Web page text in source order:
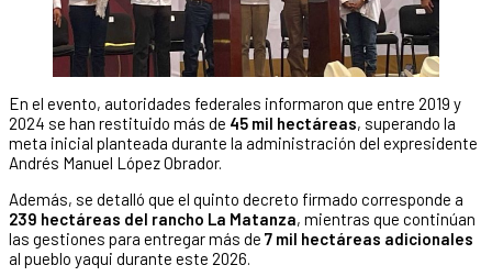
En el evento, autoridades federales informaron que entre 2019 y
2024 se han restituido más de 45 mil hectáreas, superando la
meta inicial planteada durante la administración del expresidente
Andrés Manuel López Obrador.
Además, se detalló que el quinto decreto firmado corresponde a
239 hectáreas del rancho La Matanza, mientras que continúan
las gestiones para entregar más de 7 mil hectáreas adicionales
al pueblo yaqui durante este 2026.